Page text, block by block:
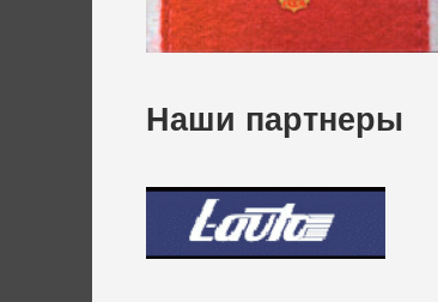
Наши партнеры